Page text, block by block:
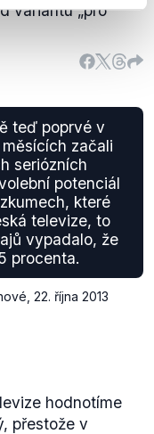
variantu „pro
teď poprvé v
začali
seriózních
potenciál
které
televize, to
vypadalo, že
procenta.
22. října 2013
hodnotíme
přestože v